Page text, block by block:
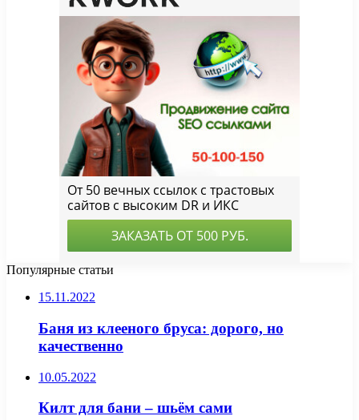
Популярные статьи
15.11.2022
Баня из клееного бруса: дорого, но
качественно
10.05.2022
Килт для бани – шьём сами